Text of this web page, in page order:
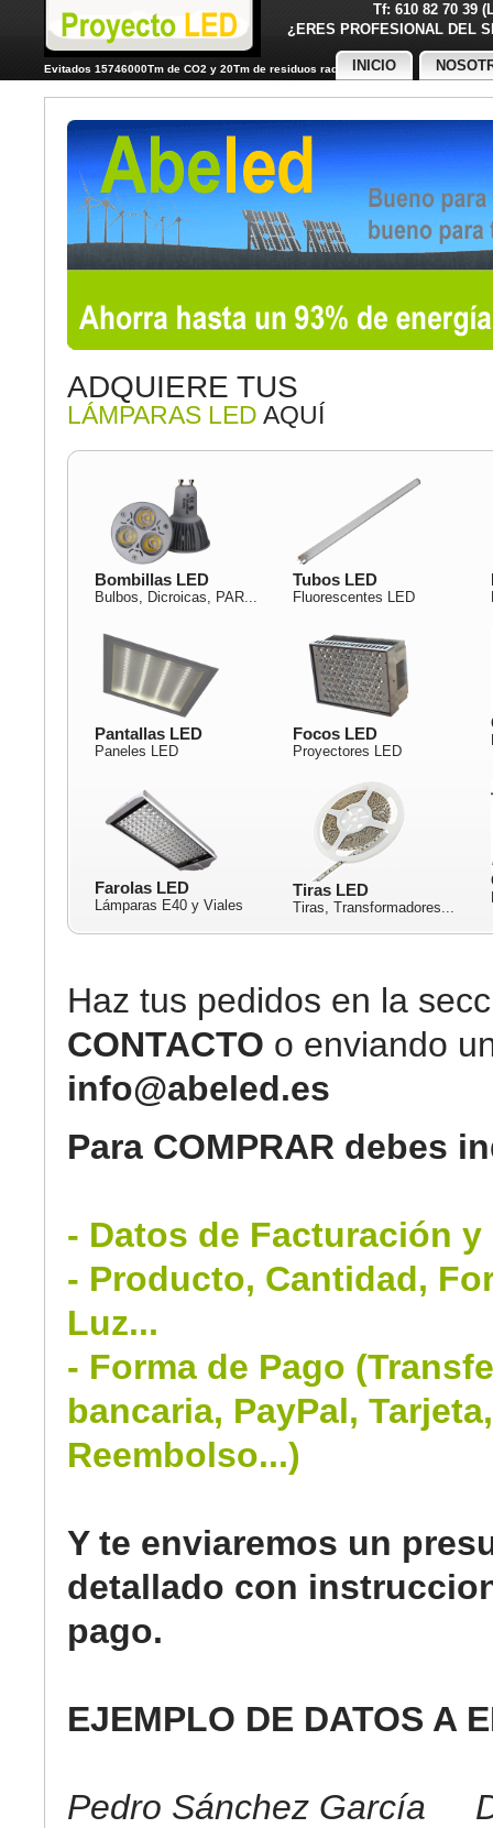
Tf: 610 82 70 39
¿ERES PROFESIONAL
Evitados 15746000Tm de CO2 y 20Tm de residuos radiactivos
INICIO
ADQUIERE TUS
LÁMPARAS LED AQUÍ
Bombillas LED
Bulbos, Dicroicas, PAR...
Tubos LED
Fluorescentes LED
Pantallas LED
Paneles LED
Focos LED
Proyectores LED
Farolas LED
Lámparas E40 y Viales
Tiras LED
Tiras, Transformadores...
Haz tus pedidos en la
CONTACTO o enviando
info@abeled.es
Para COMPRAR debes
- Datos de Facturación y
- Producto, Cantidad,
Luz...
- Forma de Pago
bancaria, PayPal,
Reembolso...)
Y te enviaremos un
detallado con
pago.
EJEMPLO DE DATOS A
Pedro Sánchez García